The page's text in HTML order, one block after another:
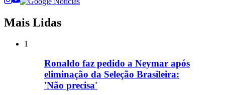
Mais Lidas
1
Ronaldo faz pedido a Neymar após
eliminação da Seleção Brasileira:
'Não precisa'